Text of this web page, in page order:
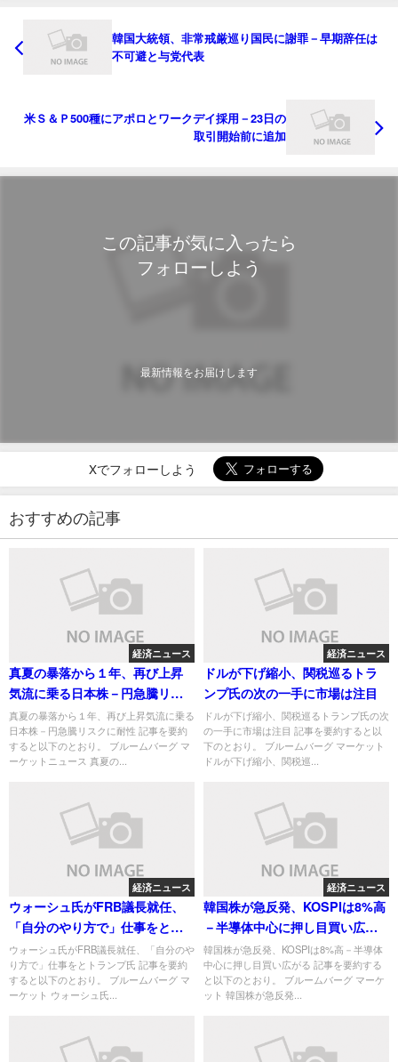
韓国大統領、非常戒厳巡り国民に謝罪－早期辞任は
不可避と与党代表
米Ｓ＆Ｐ500種にアポロとワークデイ採用－23日の
取引開始前に追加
この記事が気に入ったら
フォローしよう
最新情報をお届けします
Xでフォローしよう
おすすめの記事
経済ニュース
真夏の暴落から１年、再び上昇
気流に乗る日本株－円急騰リス
クに耐性
真夏の暴落から１年、再び上昇気流に乗る
日本株－円急騰リスクに耐性 記事を要約
すると以下のとおり。 ブルームバーグ マ
ーケットニュース 真夏の...
経済ニュース
ドルが下げ縮小、関税巡るトラ
ンプ氏の次の一手に市場は注目
ドルが下げ縮小、関税巡るトランプ氏の次
の一手に市場は注目 記事を要約すると以
下のとおり。 ブルームバーグ マーケット
ドルが下げ縮小、関税巡...
経済ニュース
ウォーシュ氏がFRB議長就任、
「自分のやり方で」仕事をとト
ランプ氏
ウォーシュ氏がFRB議長就任、「自分のや
り方で」仕事をとトランプ氏 記事を要約
すると以下のとおり。 ブルームバーグ マ
ーケット ウォーシュ氏...
経済ニュース
韓国株が急反発、KOSPIは8%高
－半導体中心に押し目買い広が
る
韓国株が急反発、KOSPIは8%高－半導体
中心に押し目買い広がる 記事を要約する
と以下のとおり。 ブルームバーグ マーケ
ット 韓国株が急反発...